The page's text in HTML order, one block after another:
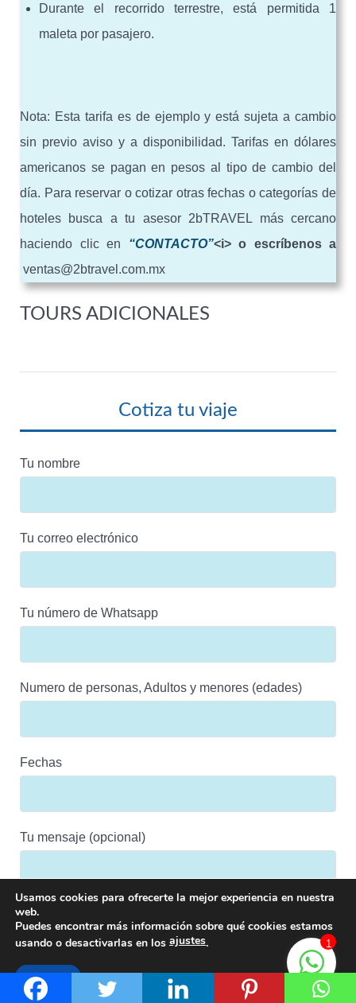
Durante el recorrido terrestre, está permitida 1
maleta por pasajero.
Nota: Esta tarifa es de ejemplo y está sujeta a cambio
sin previo aviso y a disponibilidad. Tarifas en dólares
americanos se pagan en pesos al tipo de cambio del
día. Para reservar o cotizar otras fechas o categorías de
hoteles busca a tu asesor 2bTRAVEL más cercano
haciendo clic en “CONTACTO”<i> o escríbenos a
ventas@2btravel.com.mx
TOURS ADICIONALES
Cotiza tu viaje
Tu nombre
Tu correo electrónico
Tu número de Whatsapp
Numero de personas, Adultos y menores (edades)
Fechas
Tu mensaje (opcional)
1
Usamos cookies para ofrecerte la mejor experiencia en nuestra
web.
Puedes encontrar más información sobre qué cookies estamos
usando o desactivarlas en los ajustes.
Aceptar